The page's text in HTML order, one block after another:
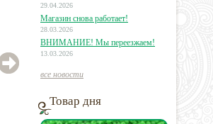
Основы для серег
(швензы) с анг.замком
Основы для серег
29.04.2026
Магазин снова работает!
28.03.2026
ВНИМАНИЕ! Мы переезжаем!
13.03.2026
все новости
Товар дня